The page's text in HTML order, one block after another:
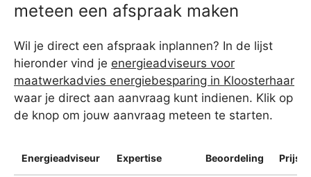
meteen een afspraak maken
Wil je direct een afspraak inplannen? In de lijst
hieronder vind je energieadviseurs voor
maatwerkadvies energiebesparing in Kloosterhaar
waar je direct aan aanvraag kunt indienen. Klik op
de knop om jouw aanvraag meteen te starten.
Energieadviseur Expertise Beoordeling